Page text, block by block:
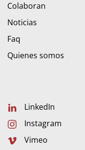
Colaboran
Noticias
Faq
Quienes somos
LinkedIn
Instagram
Vimeo